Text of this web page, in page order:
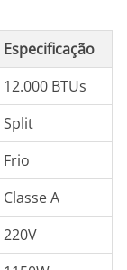
Especificação
12.000 BTUs
Split
Frio
Classe A
220V